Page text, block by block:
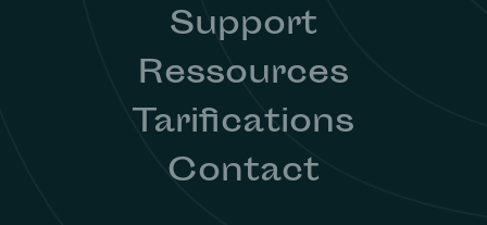
Support
Ressources
Tarifications
Contact